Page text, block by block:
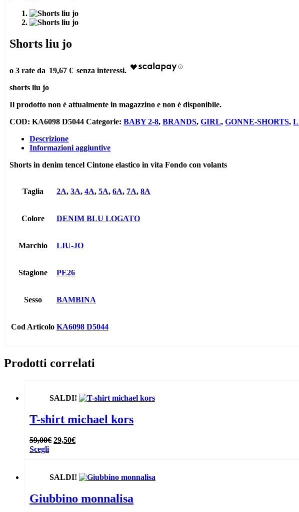
Shorts liu jo
19,67 €
shorts liu jo
Il prodotto non è attualmente in magazzino e non è disponibile.
COD: KA6098 D5044 Categorie: BABY 2-8, BRANDS, GIRL, GONNE-SHORTS,
Descrizione
Informazioni aggiuntive
Shorts in denim tencel Cintone elastico in vita Fondo con volants
Taglia 2A, 3A, 4A, 5A, 6A, 7A, 8A
Colore DENIM BLU LOGATO
Marchio LIU-JO
Stagione PE26
Sesso BAMBINA
Cod Articolo KA6098 D5044
Prodotti correlati
SALDI!
T-shirt michael kors
59,00€ Il
59,00€.
29,50€Il
29,50€.
ScegliQuesto
più
Le
opzioni
SALDI!
Giubbino monnalisa